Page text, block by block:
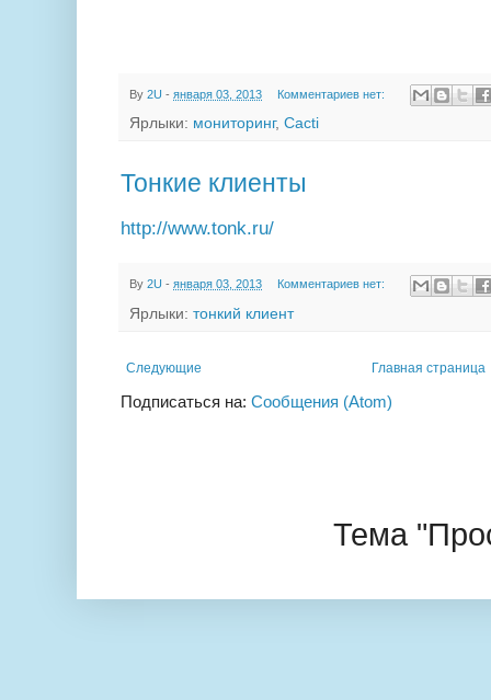
By 2U - января 03, 2013 Комментариев нет:
Ярлыки: мониторинг, Cacti
Тонкие клиенты
http://www.tonk.ru/
By 2U - января 03, 2013 Комментариев нет:
Ярлыки: тонкий клиент
Следующие Главная страница
Подписаться на: Сообщения (Atom)
Тема